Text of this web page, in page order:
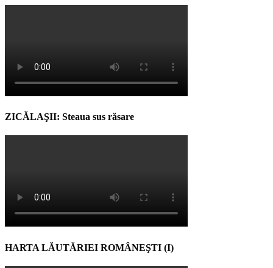
ZICĂLAŞII: Steaua sus răsare
HARTA LĂUTĂRIEI ROMÂNEŞTI (I)